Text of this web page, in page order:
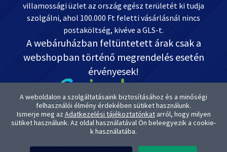
A weboldalon a szolgáltatásaink biztosításához és a minőségi
felhasználói élmény érdekében sütiket használunk.
Ismerje meg az Adatkezelési tájékoztatónkatarról, hogy milyen
sütiket használunk. Az oldal használatával Ön beleegyezik a cookie-
k használatába.
villamossági üzlet az ország egész területét ki tudja
szolgálni, ahol 100.000 Ft feletti vásárlásnál nincs
postaköltség, kivéve a GLS-t.
A webáruházban feltüntetett árak csak a
webshopban történő megrendelés esetén
érvényesek!
Kapcsolat: OnlineVill.hu +36 30 999-2888
ugyfelszolgalat@onlinevill.hu